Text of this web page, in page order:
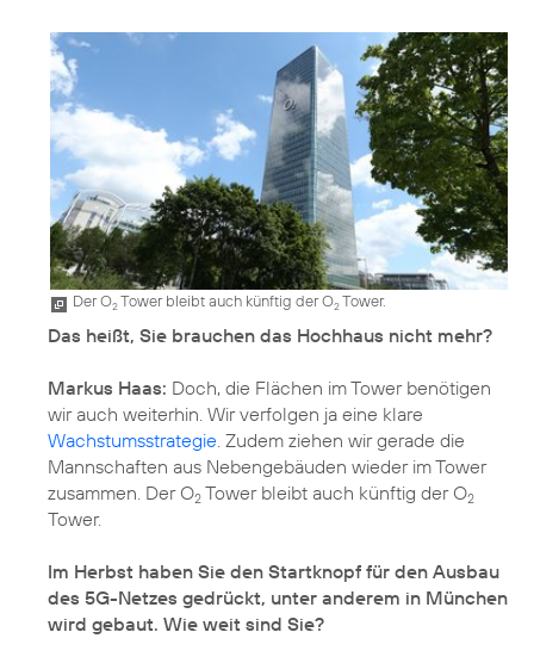
Der O2Tower bleibt auch künftig der O2Tower.
Das heißt, Sie brauchen das Hochhaus nicht mehr?
Markus Haas: Doch, die Flächen im Tower benötigen
wir auch weiterhin. Wir verfolgen ja eine klare
Wachstumsstrategie. Zudem ziehen wir gerade die
Mannschaften aus Nebengebäuden wieder im Tower
zusammen. Der O2 Tower bleibt auch künftig der O2
Tower.
Im Herbst haben Sie den Startknopf für den Ausbau
des 5G-Netzes gedrückt, unter anderem in München
wird gebaut. Wie weit sind Sie?